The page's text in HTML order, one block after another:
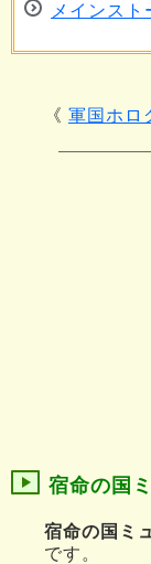
メインスト
軍国ホロ
宿命の国
宿命の国ミ
です。